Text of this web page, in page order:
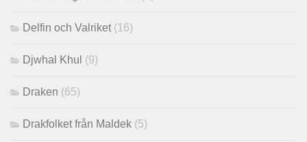
Delfin och Valriket (16)
Djwhal Khul (9)
Draken (65)
Drakfolket från Maldek (5)